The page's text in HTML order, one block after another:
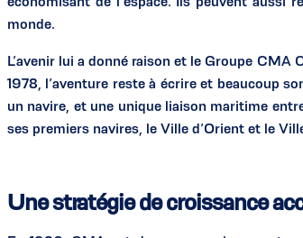
monde.
L’avenir lui a donné raison et le Groupe
1978, l’aventure reste à écrire et beaucoup
un navire, et une unique liaison maritime
ses premiers navires, le Ville d’Orient et le
Une stratégie de croissance